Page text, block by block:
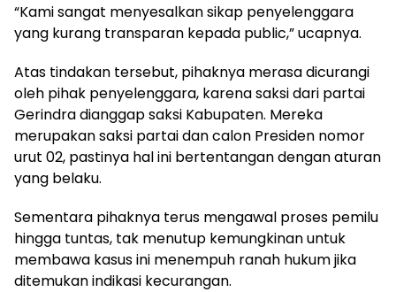
“Kami sangat menyesalkan sikap penyelenggara
yang kurang transparan kepada public,” ucapnya.
Atas tindakan tersebut, pihaknya merasa dicurangi
oleh pihak penyelenggara, karena saksi dari partai
Gerindra dianggap saksi Kabupaten. Mereka
merupakan saksi partai dan calon Presiden nomor
urut 02, pastinya hal ini bertentangan dengan aturan
yang belaku.
Sementara pihaknya terus mengawal proses pemilu
hingga tuntas, tak menutup kemungkinan untuk
membawa kasus ini menempuh ranah hukum jika
ditemukan indikasi kecurangan.